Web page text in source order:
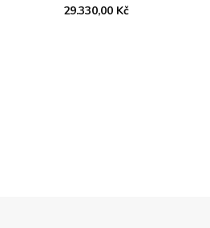
29.330,00 Kč